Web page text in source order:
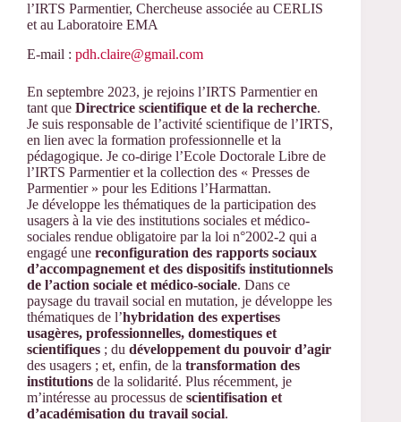
l’IRTS Parmentier, Chercheuse associée au CERLIS
et au Laboratoire EMA
E-mail : pdh.claire@gmail.com
En septembre 2023, je rejoins l’IRTS Parmentier en
tant que Directrice scientifique et de la recherche.
Je suis responsable de l’activité scientifique de l’IRTS,
en lien avec la formation professionnelle et la
pédagogique. Je co-dirige l’Ecole Doctorale Libre de
l’IRTS Parmentier et la collection des « Presses de
Parmentier » pour les Editions l’Harmattan.
Je développe les thématiques de la participation des
usagers à la vie des institutions sociales et médico-
sociales rendue obligatoire par la loi n°2002-2 qui a
engagé une reconfiguration des rapports sociaux
d’accompagnement et des dispositifs institutionnels
de l’action sociale et médico-sociale. Dans ce
paysage du travail social en mutation, je développe les
thématiques de l’hybridation des expertises
usagères, professionnelles, domestiques et
scientifiques ; du développement du pouvoir d’agir
des usagers ; et, enfin, de la transformation des
institutions de la solidarité. Plus récemment, je
m’intéresse au processus de scientifisation et
d’académisation du travail social.